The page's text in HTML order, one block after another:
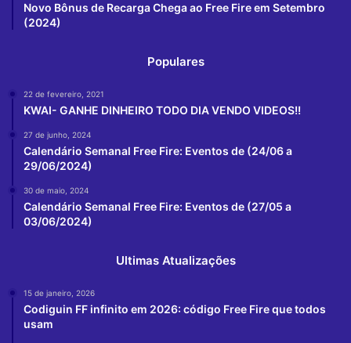
Novo Bônus de Recarga Chega ao Free Fire em Setembro
(2024)
Populares
22 de fevereiro, 2021
KWAI- GANHE DINHEIRO TODO DIA VENDO VIDEOS!!
27 de junho, 2024
Calendário Semanal Free Fire: Eventos de (24/06 a
29/06/2024)
30 de maio, 2024
Calendário Semanal Free Fire: Eventos de (27/05 a
03/06/2024)
Ultimas Atualizações
15 de janeiro, 2026
Codiguin FF infinito em 2026: código Free Fire que todos
usam